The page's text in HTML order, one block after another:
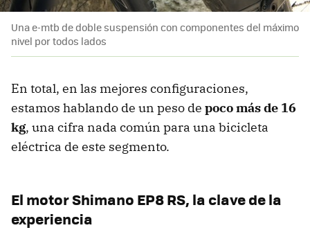
Una e-mtb de doble suspensión con componentes del máximo
nivel por todos lados
En total, en las mejores configuraciones,
estamos hablando de un peso de poco más de 16
kg, una cifra nada común para una bicicleta
eléctrica de este segmento.
El motor Shimano EP8 RS, la clave de la
experiencia